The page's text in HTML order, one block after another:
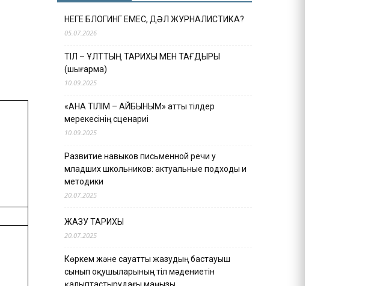
НЕГЕ БЛОГИНГ ЕМЕС, ДӘЛ ЖУРНАЛИСТИКА?
05.07.2026
ТІЛ – ҰЛТТЫҢ ТАРИХЫ МЕН ТАҒДЫРЫ
(шығарма)
10.09.2025
«АНА ТІЛІМ – АЙБЫНЫМ» атты тілдер
мерекесінің сценариі
10.09.2025
Развитие навыков письменной речи у
младших школьников: актуальные подходы и
методики
20.07.2025
ЖАЗУ ТАРИХЫ
20.07.2025
Көркем және сауатты жазудың бастауыш
сынып оқушыларының тіл мәдениетін